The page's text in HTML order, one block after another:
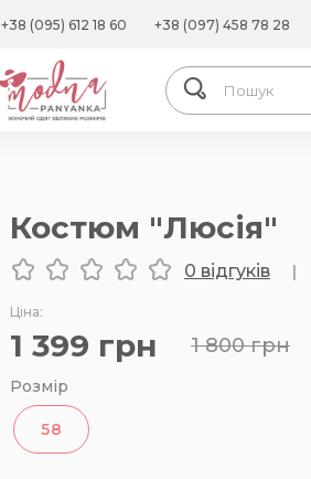
+38 (095) 612 18 60 +38 (097) 458 78 28
Костюм "Люсія"
0 відгуків |
Ціна:
1 399 грн 1 800грн
Розмір
58